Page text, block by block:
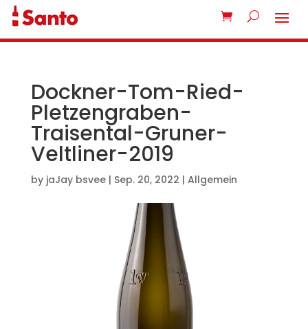
Dockner-Tom-Ried-
Pletzengraben-
Traisental-Gruner-
Veltliner-2019
by jaJay bsvee| Sep. 20, 2022 | Allgemein